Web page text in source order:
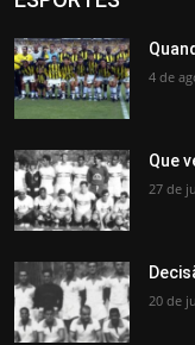
4 de
Que
27 de
20 de